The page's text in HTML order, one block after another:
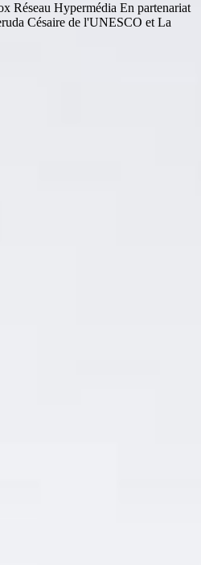
Réseau Hypermédia En partenariat
Césaire de l'UNESCO et La